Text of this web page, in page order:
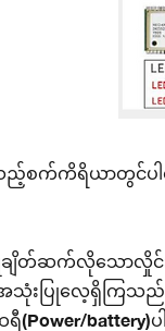
စက်ကိရိယာတွင်ပါ
ျိတ်ဆက်လိုသောလှိုင်းစ
အသုံးပြုလေ့ရှိကြသည်
battery)ပါ